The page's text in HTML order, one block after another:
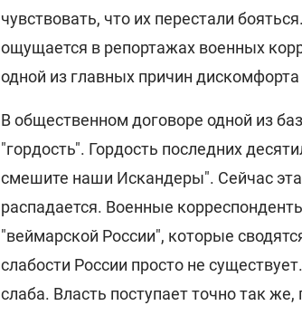
чувствовать, что их перестали
ощущается в репортажах военных
одной из главных причин дискомфорта
В общественном договоре одной из
"гордость". Гордость последних
смешите наши Искандеры". Сейчас
распадается. Военные
"веймарской России", которые
слабости России просто не
слаба. Власть поступает точно так